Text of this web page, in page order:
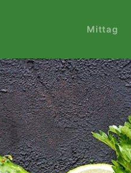
Mittag